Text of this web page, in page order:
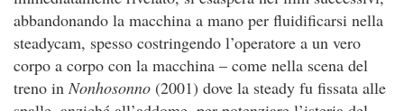
abbandonando la macchina a mano per fluidificarsi nella
steadycam, spesso costringendo l’operatore a un vero
corpo a corpo con la macchina – come nella scena del
treno inNonhosonno (2001) dove la steady fu fissata alle